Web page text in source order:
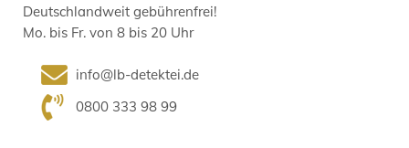
Deutschlandweit gebührenfrei!
Mo. bis Fr. von 8 bis 20 Uhr
info@lb-detektei.de
0800 333 98 99